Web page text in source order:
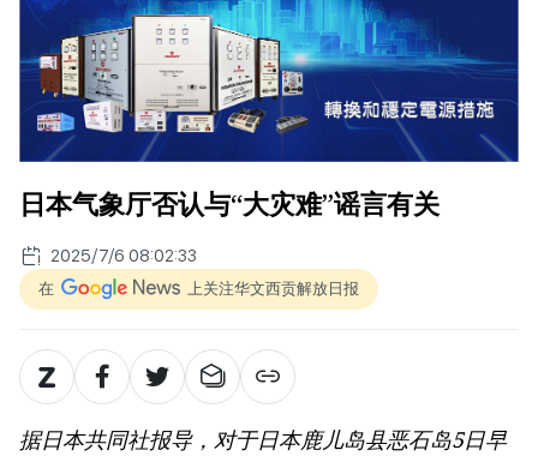
日本气象厅否认与“大灾难”谣言有关
2025/7/6 08:02:33
在 上关注华文西贡解放日报
据日本共同社报导，对于日本鹿儿岛县恶石岛5日早